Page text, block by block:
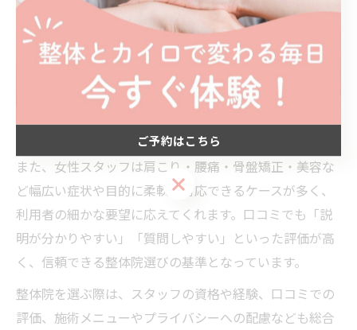
整体院探しで女性スタッフが人気の理由を解説
整体院探しで女性スタッフが人気な理由は、施術の安心
感やコミュニケーションのしやすさにあります。特に初
めて整体を受ける方や、デリケートな悩みを持つ方にと
って、同性のスタッフがいることでリラックスして施術
を受けられると感じる方が多いです。
また、女性スタッフは肩こり・腰痛・骨盤矯正・美容な
ど幅広い症状や目的に柔軟に対応できるケースが多く、
利用者の細かな要望に応えてくれます。口コミでも「説
明が分かりやすい」「質問しやすい」といった評価が高
く、信頼できる整体院選びの基準となっています。
整体院を選ぶ際は、スタッフの資格や経験、口コミでの
評価、施術メニューやプライバシーへの配慮なども総合
ご予約はこちら
ご予約はこちら